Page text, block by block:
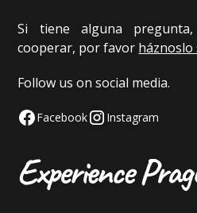
Si tiene alguna
cooperar, por favor háznoslo
Follow us on social media.
Facebook Instagram